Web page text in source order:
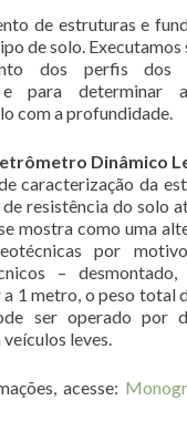
de estruturas e
de solo. Executamos
dos perfis dos
e para determinar
com a profundidade.
Dinâmico
caracterização da
de resistência do solo
mostra como uma
por
–
1 metro, o peso total
ser operado por
leves.
acesse: